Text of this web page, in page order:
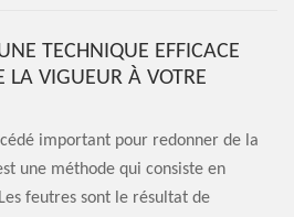
TECHNIQUE EFFICACE
LA VIGUEUR À VOTRE
important pour redonner de la
une méthode qui consiste en
feutres sont le résultat de